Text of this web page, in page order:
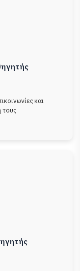
και
τους